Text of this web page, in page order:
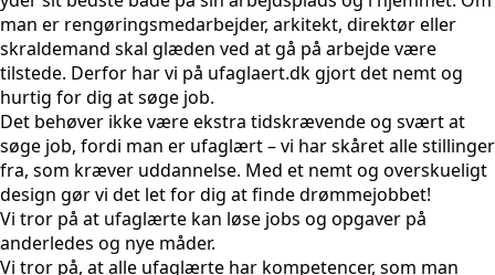
man er rengøringsmedarbejder, arkitekt, direktør eller
skraldemand skal glæden ved at gå på arbejde være
tilstede. Derfor har vi på ufaglaert.dk gjort det nemt og
hurtig for dig at søge job.
Det behøver ikke være ekstra tidskrævende og svært at
søge job, fordi man er ufaglært – vi har skåret alle stillinger
fra, som kræver uddannelse. Med et nemt og overskueligt
design gør vi det let for dig at finde drømmejobbet!
Vi tror på at ufaglærte kan løse jobs og opgaver på
anderledes og nye måder.
Vi tror på, at alle ufaglærte har kompetencer, som man